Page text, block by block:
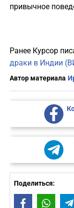
привычное
Ранее Курсор
драки в Индии
Автор материала
Поделиться:
Facebook